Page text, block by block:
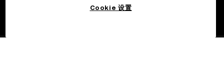
Cookie 设置